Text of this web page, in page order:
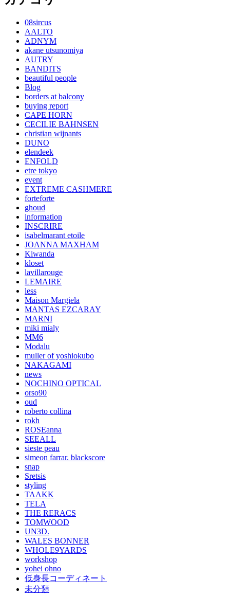
08sircus
AALTO
ADNYM
akane utsunomiya
AUTRY
BANDITS
beautiful people
Blog
borders at balcony
buying report
CAPE HORN
CECILIE BAHNSEN
christian wijnants
DUNO
elendeek
ENFOLD
etre tokyo
event
EXTREME CASHMERE
forteforte
ghoud
information
INSCRIRE
isabelmarant etoile
JOANNA MAXHAM
Kiwanda
kloset
lavillarouge
LEMAIRE
less
Maison Margiela
MANTAS EZCARAY
MARNI
miki mialy
MM6
Modalu
muller of yoshiokubo
NAKAGAMI
news
NOCHINO OPTICAL
orso90
oud
roberto collina
rokh
ROSEanna
SEEALL
sieste peau
simeon farrar. blackscore
snap
Sretsis
styling
TAAKK
TELA
THE RERACS
TOMWOOD
UN3D.
WALES BONNER
WHOLE9YARDS
workshop
yohei ohno
低身長コーディネート
未分類